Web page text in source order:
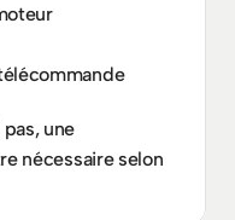
une
nécessaire selon